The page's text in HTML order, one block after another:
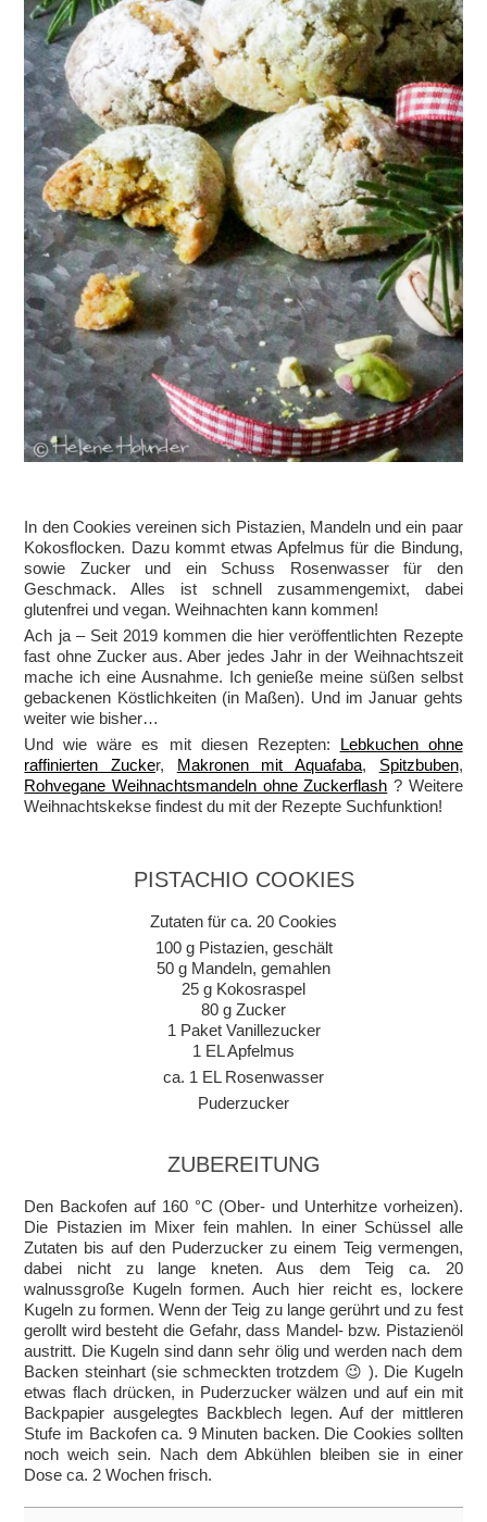
In den Cookies vereinen sich Pistazien, Mandeln und ein paar
Kokosflocken. Dazu kommt etwas Apfelmus für die Bindung,
sowie Zucker und ein Schuss Rosenwasser für den
Geschmack. Alles ist schnell zusammengemixt, dabei
glutenfrei und vegan. Weihnachten kann kommen!
Ach ja – Seit 2019 kommen die hier veröffentlichten Rezepte
fast ohne Zucker aus. Aber jedes Jahr in der Weihnachtszeit
mache ich eine Ausnahme. Ich genieße meine süßen selbst
gebackenen Köstlichkeiten (in Maßen). Und im Januar gehts
weiter wie bisher…
Und wie wäre es mit diesen Rezepten: Lebkuchen ohne
raffinierten Zucker, Makronen mit Aquafaba, Spitzbuben,
Rohvegane Weihnachtsmandeln ohne Zuckerflash ? Weitere
Weihnachtskekse findest du mit der Rezepte Suchfunktion!
PISTACHIO COOKIES
Zutaten für ca. 20 Cookies
100 g Pistazien, geschält
50 g Mandeln, gemahlen
25 g Kokosraspel
80 g Zucker
1 Paket Vanillezucker
1 EL Apfelmus
ca. 1 EL Rosenwasser
Puderzucker
ZUBEREITUNG
Den Backofen auf 160 °C (Ober- und Unterhitze vorheizen).
Die Pistazien im Mixer fein mahlen. In einer Schüssel alle
Zutaten bis auf den Puderzucker zu einem Teig vermengen,
dabei nicht zu lange kneten. Aus dem Teig ca. 20
walnussgroße Kugeln formen. Auch hier reicht es, lockere
Kugeln zu formen. Wenn der Teig zu lange gerührt und zu fest
gerollt wird besteht die Gefahr, dass Mandel- bzw. Pistazienöl
austritt. Die Kugeln sind dann sehr ölig und werden nach dem
Backen steinhart (sie schmeckten trotzdem 😉 ). Die Kugeln
etwas flach drücken, in Puderzucker wälzen und auf ein mit
Backpapier ausgelegtes Backblech legen. Auf der mittleren
Stufe im Backofen ca. 9 Minuten backen. Die Cookies sollten
noch weich sein. Nach dem Abkühlen bleiben sie in einer
Dose ca. 2 Wochen frisch.